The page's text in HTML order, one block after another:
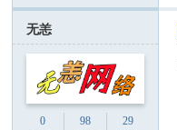
无恙
0
98
29